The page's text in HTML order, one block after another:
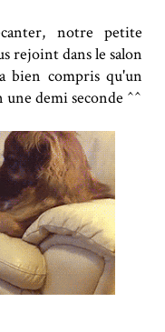
notre petite
rejoint dans le salon
bien compris qu'un
demi seconde ^^